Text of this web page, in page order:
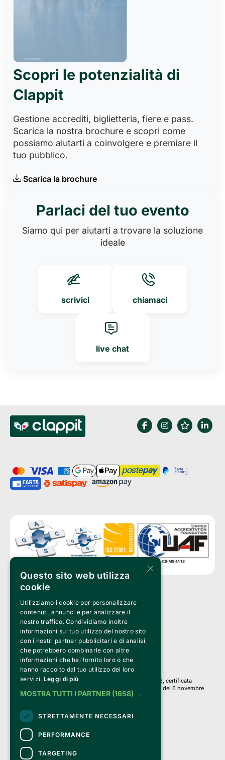
Scopri le potenzialità di
Clappit
Gestione accrediti, biglietteria, fiere e pass.
Scarica la nostra brochure e scopri come
possiamo aiutarti a coinvolgere e premiare il
tuo pubblico.
Scarica la brochure
Parlaci del tuo evento
Siamo qui per aiutarti a trovare la soluzione
ideale
scrivici chiamaci
live chat
Clappit è un marchio di proprietà di:
Bemils Srl
a Socio Unico
Via Fosse Ardeatine, 4 -20092 Cinisello Balsamo (MI)
PI 05589050961
Iscr. C.C.I.A.A. Milano R.E.A. 1833471
© 2010-2025 Bemils Srl - Tutti i diritti riservati
Credits:
Clappit è basato sulla piattaforma di biglietteria Belive 6.2, certificata
dall’Agenzia delle Entrate con protocollo n. 2025/445474 del 6 novembre
2025.
Su Clappit i tuoi acquisti ed i tuoi dati
sono sicuri e protetti da un certificato SSL
con crittografia a 128 bit.
×
Questo sito web utilizza
cookie
Utilizziamo i cookie per personalizzare
contenuti, annunci e per analizzare il
nostro traffico. Condividiamo inoltre
informazioni sul tuo utilizzo del nostro sito
con i nostri partner pubblicitari e di analisi
che potrebbero combinarle con altre
informazioni che hai fornito loro o che
hanno raccolto dal tuo utilizzo dei loro
servizi. Leggi di più
MOSTRA TUTTI I PARTNER (1658) →
STRETTAMENTE NECESSARI
PERFORMANCE
TARGETING